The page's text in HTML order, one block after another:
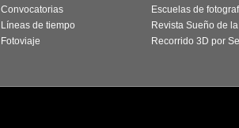
Convocatorias
Líneas de tiempo
Fotoviaje
Escuelas de
Revista Sueño de
Recorrido 3D por